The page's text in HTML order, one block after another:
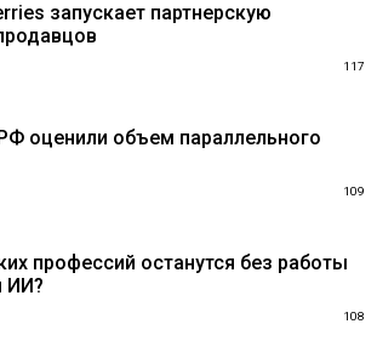
запускает партнерскую
117
оценили объем параллельного
109
профессий останутся без работы
ИИ?
108